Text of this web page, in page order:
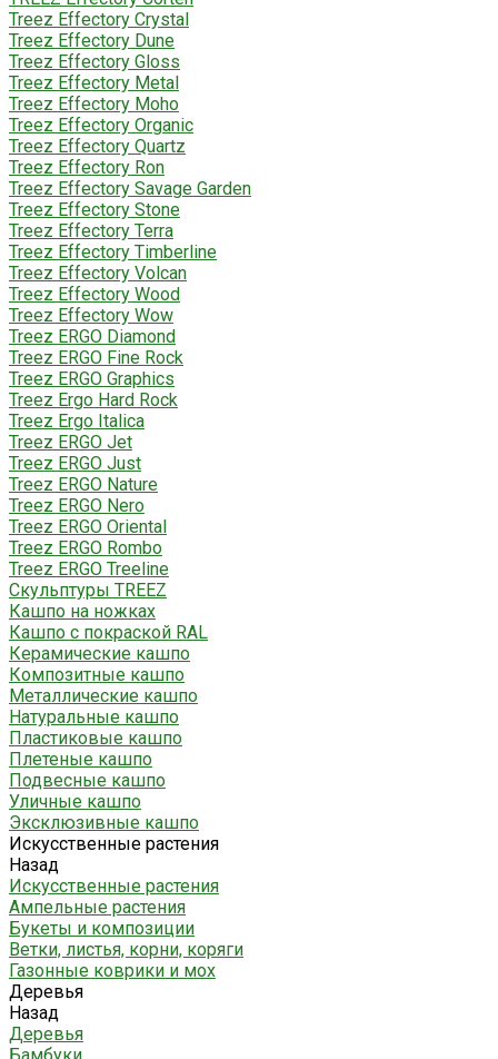
Treez Effectory Crystal
Treez Effectory Dune
Treez Effectory Gloss
Treez Effectory Metal
Treez Effectory Moho
Treez Effectory Organic
Treez Effectory Quartz
Treez Effectory Ron
Treez Effectory Savage Garden
Treez Effectory Stone
Treez Effectory Terra
Treez Effectory Timberline
Treez Effectory Volcan
Treez Effectory Wood
Treez Effectory Wow
Treez ERGO Diamond
Treez ERGO Fine Rock
Treez ERGO Graphics
Treez Ergo Hard Rock
Treez Ergo Italica
Treez ERGO Jet
Treez ERGO Just
Treez ERGO Nature
Treez ERGO Nero
Treez ERGO Oriental
Treez ERGO Rombo
Treez ERGO Treeline
Скульптуры TREEZ
Кашпо на ножках
Кашпо с покраской RAL
Керамические кашпо
Композитные кашпо
Металлические кашпо
Натуральные кашпо
Пластиковые кашпо
Плетеные кашпо
Подвесные кашпо
Уличные кашпо
Эксклюзивные кашпо
Искусственные растения
Назад
Искусственные растения
Ампельные растения
Букеты и композиции
Ветки, листья, корни, коряги
Газонные коврики и мох
Деревья
Назад
Деревья